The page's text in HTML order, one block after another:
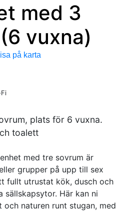
med 3
vuxna)
på karta
plats för 6 vuxna.
toalett
med tre sovrum är
grupper på upp till sex
fullt utrustat kök, dusch och
sällskapsytor. Här kan ni
och naturen runt stugan, med